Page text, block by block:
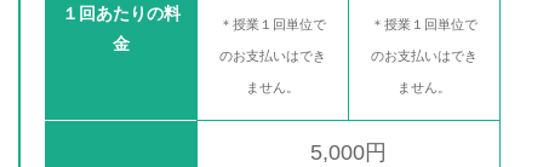
１回あたりの料
金
＊授業１回単位で
のお支払いはでき
ません。
＊授業１回単位で
のお支払いはでき
ません。
5,000円